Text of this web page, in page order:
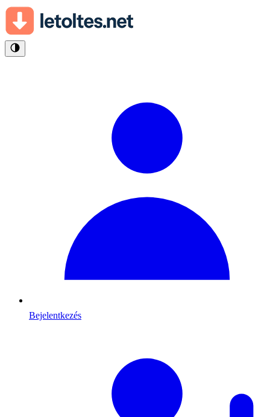
Bejelentkezés